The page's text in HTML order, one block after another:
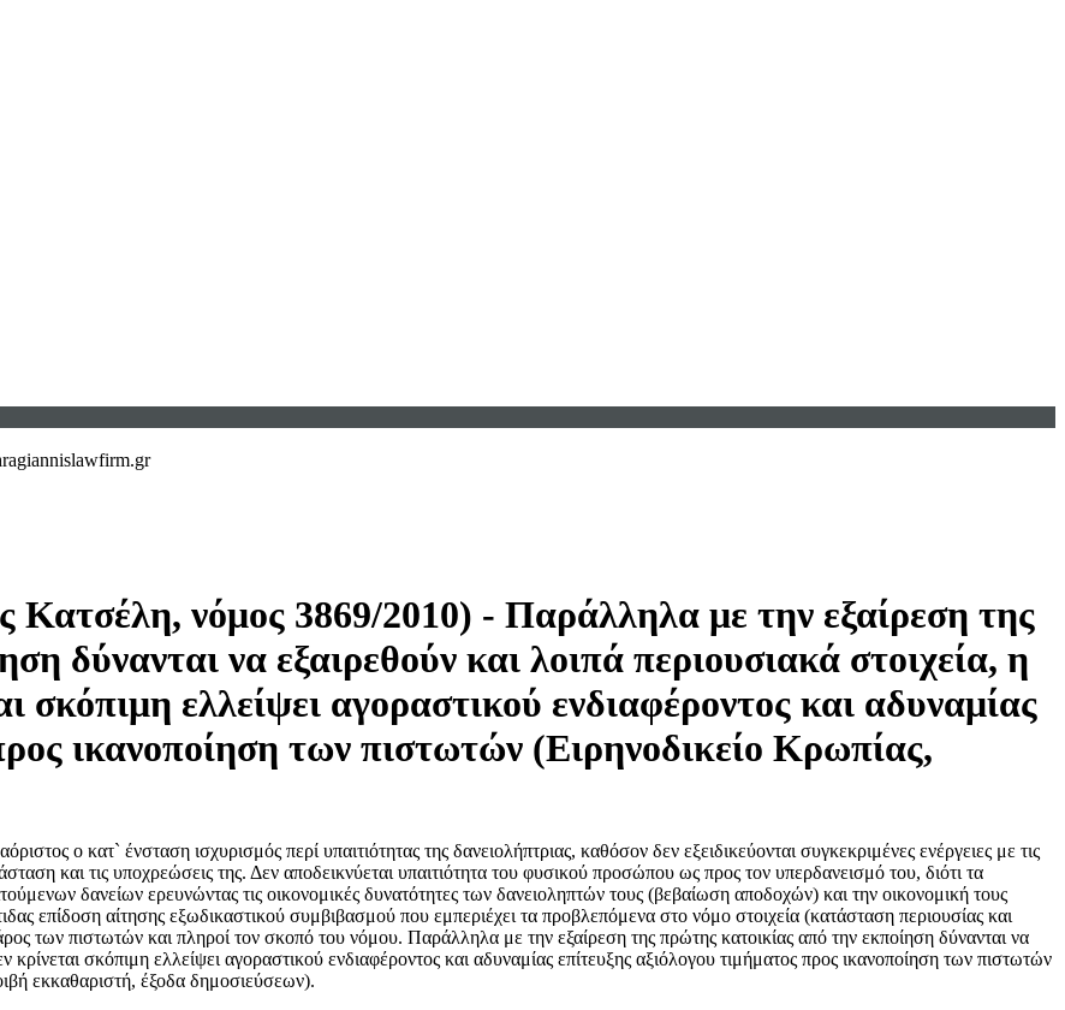
Κατσέλη, νόμος 3869/2010) - Παράλληλα με την εξαίρεση της
δύνανται να εξαιρεθούν και λοιπά περιουσιακά στοιχεία, η
σκόπιμη ελλείψει αγοραστικού ενδιαφέροντος και αδυναμίας
ικανοποίηση των πιστωτών (Ειρηνοδικείο Κρωπίας,
ο κατ` ένσταση ισχυρισμός περί υπαιτιότητας της δανειολήπτριας, καθόσον δεν εξειδικεύονται συγκεκριμένες ενέργειες με τις
και τις υποχρεώσεις της. Δεν αποδεικνύεται υπαιτιότητα του φυσικού προσώπου ως προς τον υπερδανεισμό του, διότι τα
δανείων ερευνώντας τις οικονομικές δυνατότητες των δανειοληπτών τους (βεβαίωση αποδοχών) και την οικονομική τους
επίδοση αίτησης εξωδικαστικού συμβιβασμού που εμπεριέχει τα προβλεπόμενα στο νόμο στοιχεία (κατάσταση περιουσίας και
των πιστωτών και πληροί τον σκοπό του νόμου. Παράλληλα με την εξαίρεση της πρώτης κατοικίας από την εκποίηση δύνανται να
σκόπιμη ελλείψει αγοραστικού ενδιαφέροντος και αδυναμίας επίτευξης αξιόλογου τιμήματος προς ικανοποίηση των πιστωτών
εκκαθαριστή, έξοδα δημοσιεύσεων).